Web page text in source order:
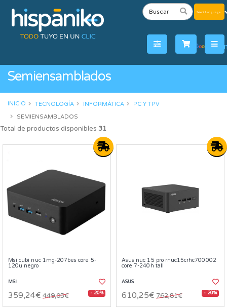
by
Semiensamblados
INICIO TECNOLOGÍA INFORMÁTICA
PC Y TPV
SEMIENSAMBLADOS
Total de productos disponibles 31
Msi cubi nuc 1mg-207bes core 5-
120u negro
MSI
359,24€ 449,05€ - 20%
Asus nuc 15 pro rnuc15crhc700002
core 7-240h tall
ASUS
610,25€ 762,81€ - 20%